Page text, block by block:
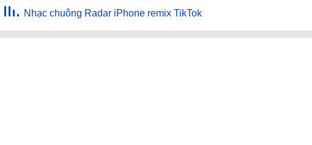
Nhạc chuông Radar iPhone remix TikTok